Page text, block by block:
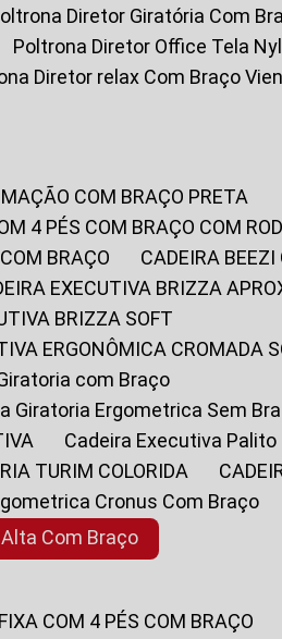
Poltrona Diretor Giratória Com
Poltrona Diretor Office Tela
Diretor relax Com Braço
COM BRAÇO PRETA
4 PÉS COM BRAÇO COM
BRAÇO
CADEIRA
EXECUTIVA BRIZZA
BRIZZA SOFT
ERGONÔMICA CROMADA
com Braço
Giratoria Ergometrica Sem
Cadeira Executiva Palito
TURIM COLORIDA
Cronus Com Braço
Com Braço
COM 4 PÉS COM BRAÇO